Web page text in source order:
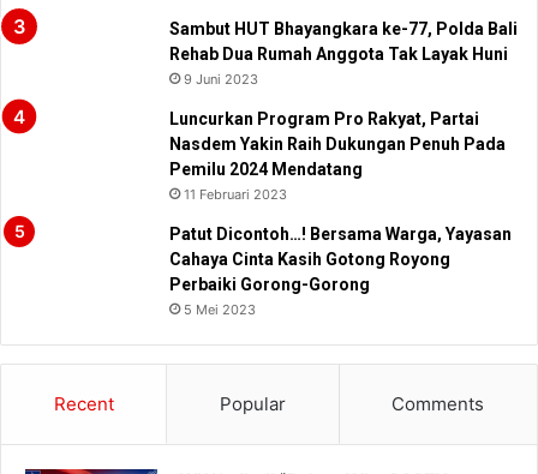
Sambut HUT Bhayangkara ke-77, Polda Bali
Rehab Dua Rumah Anggota Tak Layak Huni
9 Juni 2023
Luncurkan Program Pro Rakyat, Partai
Nasdem Yakin Raih Dukungan Penuh Pada
Pemilu 2024 Mendatang
11 Februari 2023
Patut Dicontoh…! Bersama Warga, Yayasan
Cahaya Cinta Kasih Gotong Royong
Perbaiki Gorong-Gorong
5 Mei 2023
Recent Popular Comments